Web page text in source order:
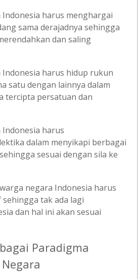
harus menghargai
sama derajadnya sehingga
dan saling
harus hidup rukun
satu dengan lainnya dalam
tercipta persatuan dan
harus
dalam menyikapi berbagai
sesuai dengan sila ke
negara Indonesia harus
tak ada lagi
dan hal ini akan sesuai
Paradigma